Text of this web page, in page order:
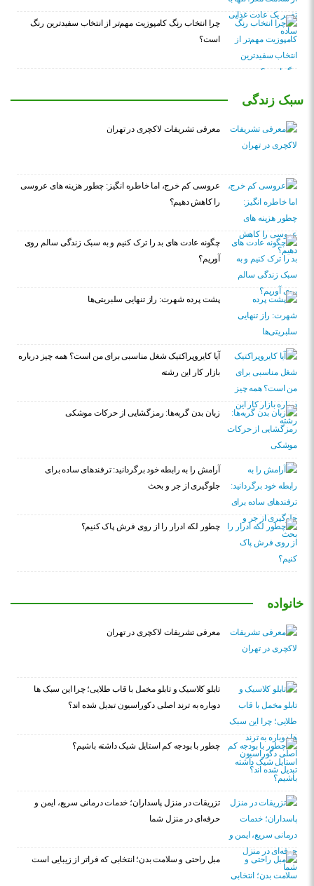
چرا انتخاب رنگ کامپوزیت مهم‌تر از انتخاب سفیدترین رنگ
است؟
سبک زندگی
معرفی تشریفات لاکچری در تهران
عروسی کم خرج، اما خاطره انگیز: چطور هزینه های عروسی
را کاهش دهیم؟
چگونه عادت‌ های بد را ترک کنیم و به سبک زندگی سالم روی
آوریم؟
پشت پرده شهرت: راز تنهایی سلبریتی‌ها
آیا کایروپراکتیک شغل مناسبی برای من است؟ همه چیز درباره
بازار کار این رشته
زبان بدن گربه‌ها: رمزگشایی از حرکات موشکی
آرامش را به رابطه خود برگردانید: ترفندهای ساده برای
جلوگیری از جر و بحث
چطور لکه ادرار را از روی فرش پاک کنیم؟
خانواده
معرفی تشریفات لاکچری در تهران
تابلو کلاسیک و تابلو مخمل با قاب طلایی؛ چرا این سبک ها
دوباره به ترند اصلی دکوراسیون تبدیل شده اند؟
چطور با بودجه کم استایل شیک داشته باشیم؟
تزریقات در منزل پاسداران؛ خدمات درمانی سریع، ایمن و
حرفه‌ای در منزل شما
مبل راحتی و سلامت بدن؛ انتخابی که فراتر از زیبایی است